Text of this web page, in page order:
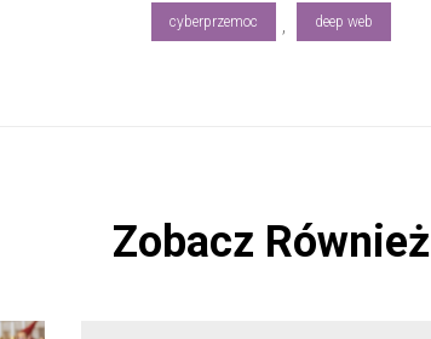
cyberprzemoc , deep web
Zobacz Również